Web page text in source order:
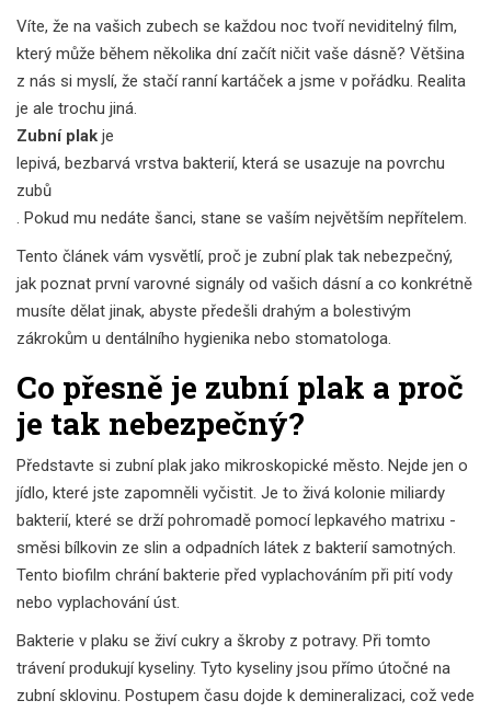
Víte, že na vašich zubech se každou noc tvoří neviditelný film,
který může během několika dní začít ničit vaše dásně? Většina
z nás si myslí, že stačí ranní kartáček a jsme v pořádku. Realita
je ale trochu jiná.
Zubní plak je
lepivá, bezbarvá vrstva bakterií, která se usazuje na povrchu
zubů
. Pokud mu nedáte šanci, stane se vaším největším nepřítelem.
Tento článek vám vysvětlí, proč je zubní plak tak nebezpečný,
jak poznat první varovné signály od vašich dásní a co konkrétně
musíte dělat jinak, abyste předešli drahým a bolestivým
zákrokům u dentálního hygienika nebo stomatologa.
Co přesně je zubní plak a proč
je tak nebezpečný?
Představte si zubní plak jako mikroskopické město. Nejde jen o
jídlo, které jste zapomněli vyčistit. Je to živá kolonie miliardy
bakterií, které se drží pohromadě pomocí lepkavého matrixu -
směsi bílkovin ze slin a odpadních látek z bakterií samotných.
Tento biofilm chrání bakterie před vyplachováním při pití vody
nebo vyplachování úst.
Bakterie v plaku se živí cukry a škroby z potravy. Při tomto
trávení produkují kyseliny. Tyto kyseliny jsou přímo útočné na
zubní sklovinu. Postupem času dojde k demineralizaci, což vede